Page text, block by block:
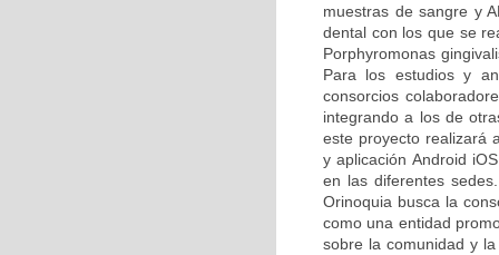
muestras de sangre y
dental con los que se
Porphyromonas
Para los estudios y
consorcios
integrando a los de
este proyecto realizará
y aplicación Android
en las diferentes
Orinoquia busca la
como una entidad
sobre la comunidad y